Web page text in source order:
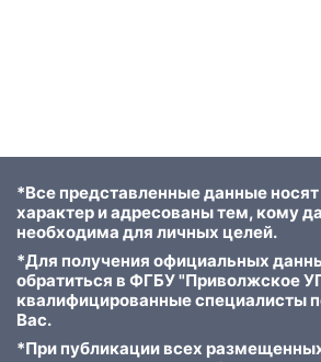
*Все представленные данные
характер и адресованы тем, кому
необходима для личных целей.
*Для получения официальных
обратиться в ФГБУ "Приволжское
квалифицированные специалисты
Вас.
*При публикации всех